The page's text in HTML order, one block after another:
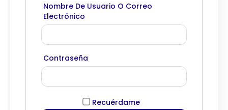
Nombre De Usuario O Correo
Electrónico
Contraseña
Recuérdame